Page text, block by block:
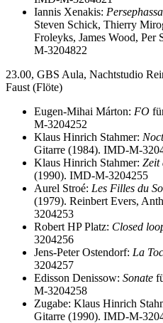
Iannis Xenakis: Persephassa
Steven Schick, Thierry
Froleyks, James Wood,
M-3204822
23.00, GBS Aula, Nachtstudio
Faust (Flöte)
Eugen-Mihai Márton: FO
M-3204252
Klaus Hinrich Stahmer:
Gitarre (1984). IMD-M-
Klaus Hinrich Stahmer: Zeit
(1990). IMD-M-3204255
Aurel Stroé: Les Filles du
(1979). Reinbert Evers,
3204253
Robert HP Platz: Closed
3204256
Jens-Peter Ostendorf: La
3204257
Edisson Denissow: Sonate
M-3204258
Zugabe: Klaus Hinrich
Gitarre (1990). IMD-M-